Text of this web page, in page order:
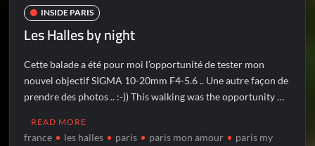
INSIDE PARIS
Les Halles by night
Cette balade a été pour moi l’opportunité de tester mon
nouvel objectif SIGMA 10-20mm F4-5.6 .. Une autre façon de
prendre des photos .. :-)) This walking was the opportunity …
READ MORE
france les halles paris paris mon amour
paris my